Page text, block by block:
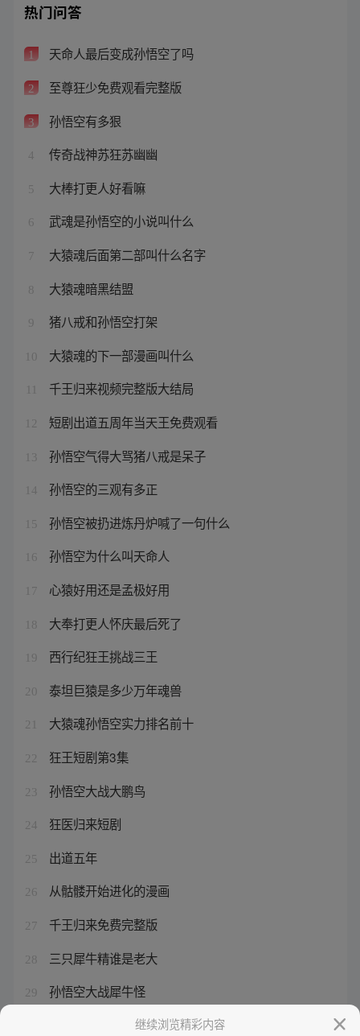
热门问答
1 天命人最后变成孙悟空了吗
2 至尊狂少免费观看完整版
3 孙悟空有多狠
4 传奇战神苏狂苏幽幽
5 大棒打更人好看嘛
6 武魂是孙悟空的小说叫什么
7 大猿魂后面第二部叫什么名字
8 大猿魂暗黑结盟
9 猪八戒和孙悟空打架
10 大猿魂的下一部漫画叫什么
千王归来视频完整版大结局
12 短剧出道五周年当天王免费观看
13 孙悟空气得大骂猪八戒是呆子
14 孙悟空的三观有多正
15 孙悟空被扔进炼丹炉喊了一句什么
16 孙悟空为什么叫天命人
17 心猿好用还是孟极好用
18 大奉打更人怀庆最后死了
19 西行纪狂王挑战三王
20 泰坦巨猿是多少万年魂兽
21 大猿魂孙悟空实力排名前十
22 狂王短剧第3集
23 孙悟空大战大鹏鸟
24 狂医归来短剧
25 出道五年
26 从骷髅开始进化的漫画
27 千王归来免费完整版
28 三只犀牛精谁是老大
29 孙悟空大战犀牛怪
捕王和修罗哪个更强继续浏览精彩内容